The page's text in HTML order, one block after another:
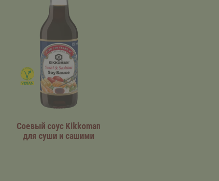
Соевый соус Kikkoman
для суши и сашими